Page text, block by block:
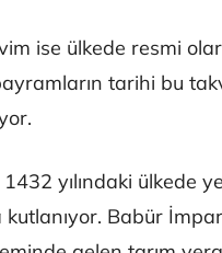
ise ülkede resmi
tarihi bu
yılındaki ülkede
kutlanıyor. Babür